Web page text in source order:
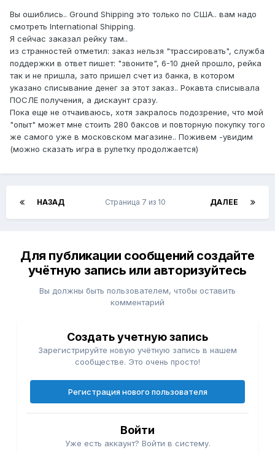
Вы ошиблись.. Ground Shipping это только по США.. вам надо
смотреть International Shipping.
Я сейчас заказал рейку там..
из странностей отметил: заказ нельзя "трассировать", служба
поддержки в ответ пишет: "звоните", 6-10 дней прошло, рейка
так и не пришла, зато пришел счет из банка, в котором
указано списывание денег за этот заказ.. Рокавта списывала
ПОСЛЕ получения, а дискаунт сразу.
Пока еще не отчаиваюсь, хотя закралось подозрение, что мой
"опыт" может мне стоить 280 баксов и повторную покупку того
же самого уже в московском магазине.. Поживем -увидим
(можно сказать игра в рулетку продолжается)
НАЗАД ДАЛЕЕ
Страница 7 из 10
Для публикации сообщений создайте
учётную запись или авторизуйтесь
Вы должны быть пользователем, чтобы оставить
комментарий
Создать учетную запись
Зарегистрируйте новую учётную запись в нашем
сообществе. Это очень просто!
Регистрация нового пользователя
Войти
Уже есть аккаунт? Войти в систему.